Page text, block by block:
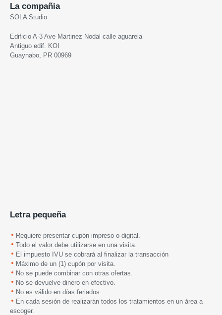
La compañia
SOLA Studio
Edificio A-3 Ave Martinez Nodal calle aguarela
Antiguo edif. KOI
Guaynabo, PR 00969
Letra pequeña
Requiere presentar cupón impreso o digital.
Todo el valor debe utilizarse en una visita.
El impuesto IVU se cobrará al finalizar la transacción
Máximo de un (1) cupón por visita.
No se puede combinar con otras ofertas.
No se devuelve dinero en efectivo.
No es válido en días feriados.
En cada sesión de realizarán todos los tratamientos en un área a
escoger.